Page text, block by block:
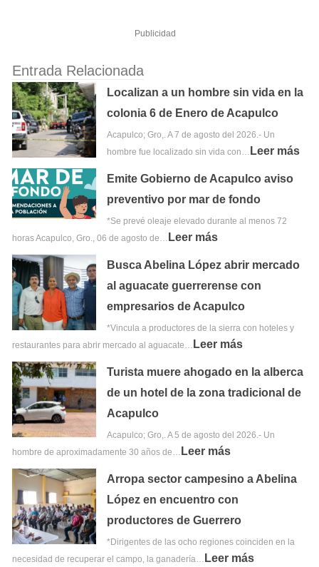
Publicidad
Entrada Relacionada
Localizan a un hombre sin vida en la
colonia 6 de Enero de Acapulco
Acapulco; Gro,. A 7 de agosto del 2026.- Un
hombre fue localizado sin vida con… Leer más
Emite Gobierno de Acapulco aviso
preventivo por mar de fondo
*Se prevé oleaje elevado durante al menos 72
horas Acapulco, Gro., 06 de agosto de… Leer más
Busca Abelina López abrir mercado
al aguacate guerrerense con
empresarios de Acapulco
*Vincula a productores de la sierra con hoteles y
restaurantes para abrir mercado al aguacate… Leer más
Turista muere ahogado en la alberca
de un hotel de la zona tradicional de
Acapulco
Acapulco; Gro,. A 5 de agosto del 2026.- Un
hombre de aproximadamente 30 años de… Leer más
Arropa sector campesino a Abelina
López en encuentro con
productores de Guerrero
*Dirigentes de las ocho regiones coinciden en la
necesidad de recuperar el campo, la ganadería… Leer más